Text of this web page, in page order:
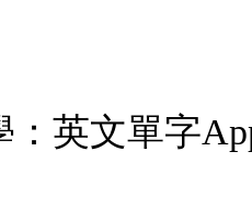
：英文單字